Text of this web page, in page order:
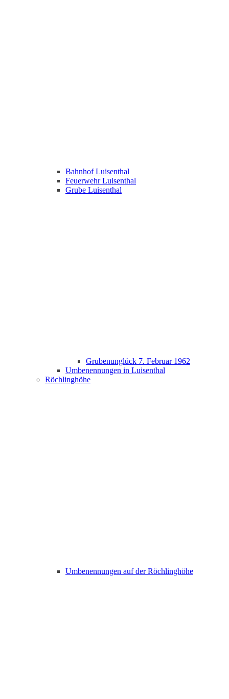
Bahnhof Luisenthal
Feuerwehr Luisenthal
Grube Luisenthal
Grubenunglück 7. Februar 1962
Umbenennungen in Luisenthal
Röchlinghöhe
Umbenennungen auf der Röchlinghöhe